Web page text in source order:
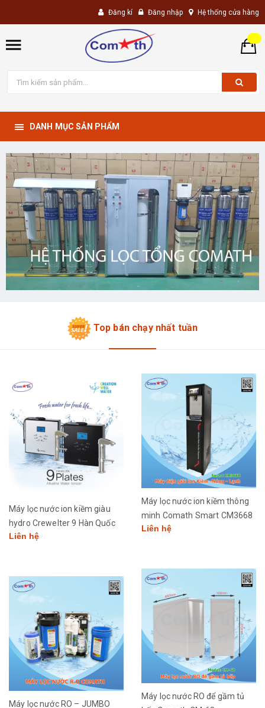
Đăng kí Đăng nhập Hệ thống cửa hàng
DANH MỤC SẢN PHẨM
Top bán chạy nhất tuần
Máy lọc nước ion kiềm giàu
hydro Crewelter 9 Hàn Quốc
Liên hệ
Máy lọc nước RO – JUMBO
Máy lọc nước ion kiềm thông
minh Comath Smart CM3668
Liên hệ
Máy lọc nước RO để gầm tủ